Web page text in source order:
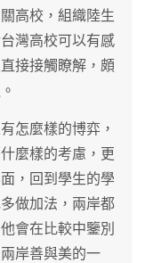
高校，組織陸生
灣高校可以有感
接接觸瞭解，頗
怎麼樣的博弈，
麼樣的考慮，更
，回到學生的學
做加法，兩岸都
會在比較中鑒別
岸善與美的一